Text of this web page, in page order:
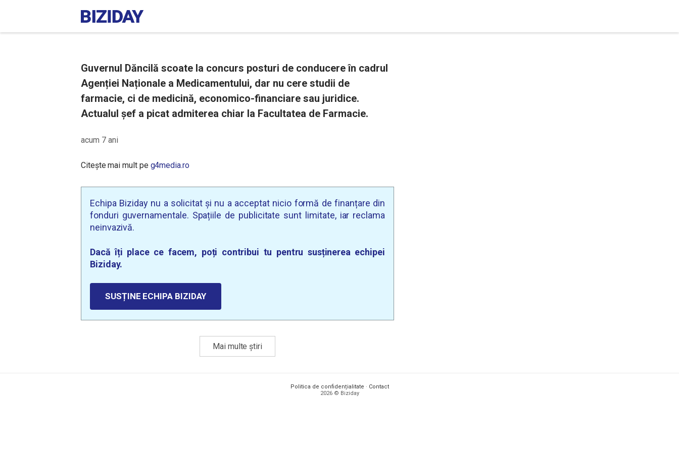
Guvernul Dăncilă scoate la concurs posturi de conducere în cadrul
Agenției Naționale a Medicamentului, dar nu cere studii de
farmacie, ci de medicină, economico-financiare sau juridice.
Actualul șef a picat admiterea chiar la Facultatea de Farmacie.
acum 7 ani
Citește mai mult pe g4media.ro
Echipa Biziday nu a solicitat și nu a acceptat nicio formă de finanțare din
fonduri guvernamentale. Spațiile de publicitate sunt limitate, iar reclama
neinvazivă.
Dacă îți place ce facem, poți contribui tu pentru susținerea echipei
Biziday.
SUSȚINE ECHIPA BIZIDAY
Mai multe știri
Politica de confidențialitate · Contact
2026 © Biziday